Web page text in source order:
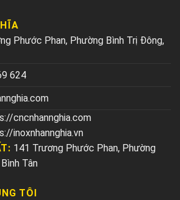
Phước Phan, Phường Bình Trị Đông,
624
cncnhannghia.com
inoxnhannghia.vn
141 Trương Phước Phan, Phường
Tân
TÔI